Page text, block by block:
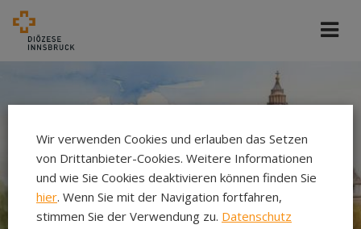
Wir verwenden Cookies und erlauben das Setzen
von Drittanbieter-Cookies. Weitere Informationen
und wie Sie Cookies deaktivieren können finden Sie
hier. Wenn Sie mit der Navigation fortfahren,
stimmen Sie der Verwendung zu. Datenschutz